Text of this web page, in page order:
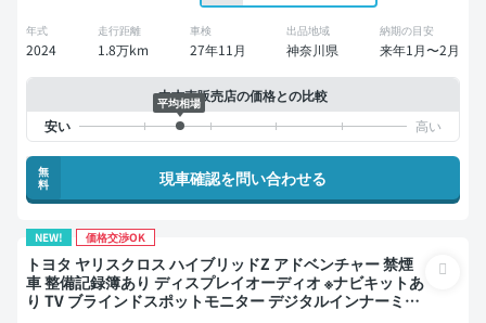
年式
2024
走行距離
1.8万km
車検
27年11月
出品地域
神奈川県
納期の目安
来年1月〜2月
中古車販売店の価格との比較
平均相場
無
料
現車確認を問い合わせる
NEW! 価格交渉OK
トヨタ ヤリスクロス ハイブリッドZ アドベンチャー 禁煙
車 整備記録簿あり ディスプレイオーディオ ※ナビキットあ
り TV ブラインドスポットモニター デジタルインナーミラ